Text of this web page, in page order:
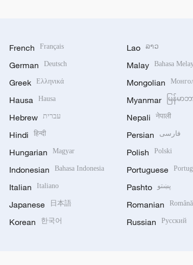
French Français
German Deutsch
Greek Ελληνικά
Hausa Hausa
Hebrew עברית
Hindi हिन्दी
Hungarian Magyar
Indonesian Bahasa Indonesia
Italian Italiano
Japanese 日本語
Korean 한국어
Lao ລາວ
Malay Bahasa
Mongolian
Myanmar မြန်မာ
Nepali नेपाली
Persian فارسی
Polish Polski
Portuguese
Pashto پښتو
Romanian Română
Russian Русский